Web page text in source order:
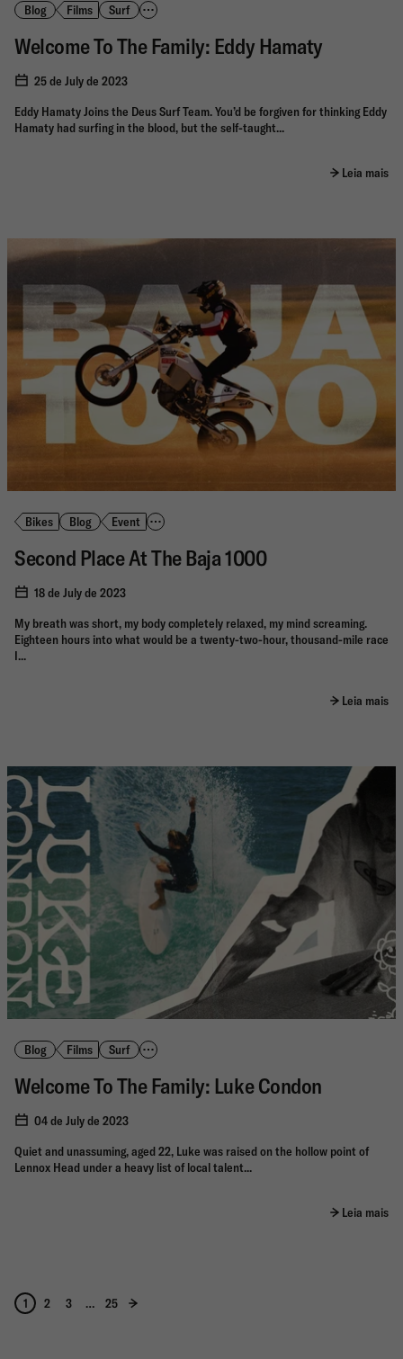
Blog Films Surf
Welcome To The Family: Eddy Hamaty
25 de July de 2023
Eddy Hamaty Joins the Deus Surf Team. You’d be forgiven for thinking Eddy
Hamaty had surfing in the blood, but the self-taught...
Leia mais
Bikes Blog Event
Second Place At The Baja 1000
18 de July de 2023
My breath was short, my body completely relaxed, my mind screaming.
Eighteen hours into what would be a twenty-two-hour, thousand-mile race
I...
Leia mais
Blog Films Surf
Welcome To The Family: Luke Condon
04 de July de 2023
Quiet and unassuming, aged 22, Luke was raised on the hollow point of
Lennox Head under a heavy list of local talent...
Leia mais
1 Página
2 Página
3 … Página
25